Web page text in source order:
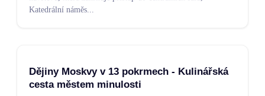
Katedrální náměs
Dějiny Moskvy v 13 pokrmech - Kulinářská
cesta městem minulosti